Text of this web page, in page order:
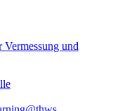
Vermessung und